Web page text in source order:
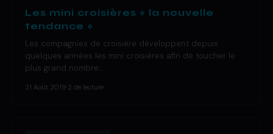
Les mini croisières « la nouvelle
tendance »
Les compagnies de croisière développent depuis
quelques années les mini croisières afin de toucher le
plus grand nombre…
21 Août 2019 2 de lecture